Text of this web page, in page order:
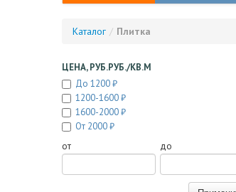
Каталог / Плитка
ЦЕНА, РУБ.РУБ./КВ.М
До 1200 ₽
1200-1600 ₽
1600-2000 ₽
От 2000 ₽
от до